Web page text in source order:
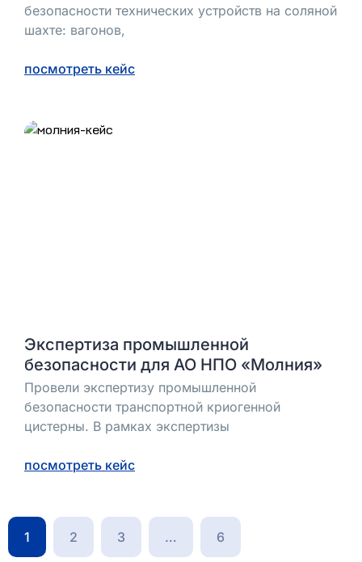
безопасности технических устройств на соляной
шахте: вагонов,
посмотреть кейс
Экспертиза промышленной
безопасности для АО НПО «Молния»
Провели экспертизу промышленной
безопасности транспортной криогенной
цистерны. В рамках экспертизы
посмотреть кейс
1 2 3 … 6